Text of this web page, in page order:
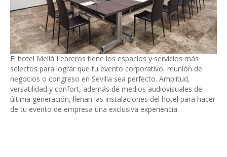
El hotel Meliá Lebreros tiene los espacios y servicios más
selectos para lograr que tu evento corporativo, reunión de
negocios o congreso en Sevilla sea perfecto. Amplitud,
versatilidad y confort, además de medios audiovisuales de
última generación, llenan las instalaciones del hotel para hacer
de tu evento de empresa una exclusiva experiencia.